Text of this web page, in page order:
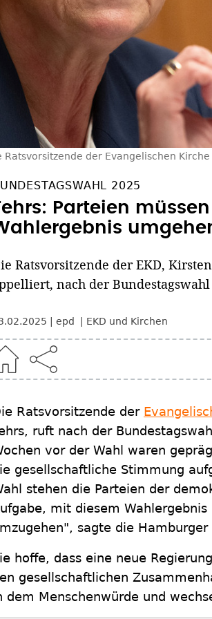
Ratsvorsitzende der Evangelischen
2025
Parteien
Ratsvorsitzende der EKD,
nach der
epd EKD und Kirchen
Ratsvorsitzende der
ruft nach der
vor der Wahl waren
gesellschaftliche Stimmung
stehen die Parteien der
mit diesem
sagte die
hoffe, dass eine neue
gesellschaftlichen
dem Menschenwürde und